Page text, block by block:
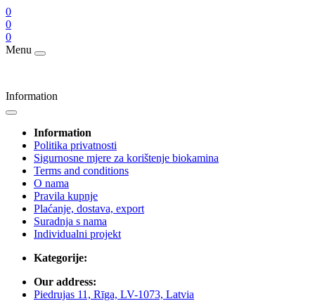
0
0
0
Menu
Information
Information
Politika privatnosti
Sigurnosne mjere za korištenje biokamina
Terms and conditions
O nama
Pravila kupnje
Plaćanje, dostava, export
Suradnja s nama
Individualni projekt
Kategorije:
Our address:
Piedrujas 11, Rīga, LV-1073, Latvia